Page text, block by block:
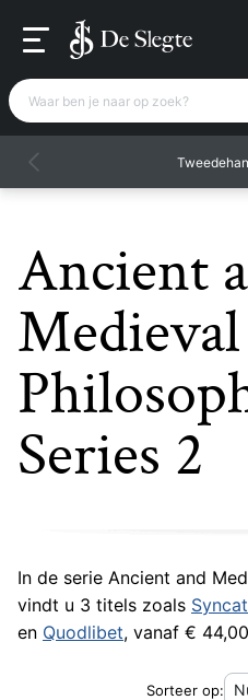
Waar ben je naar op zoek?
Ancient
Medieval
Series 2
In de serie Ancient and
vindt u 3 titels zoals
en Quodlibet, vanaf €
Sorteer op: